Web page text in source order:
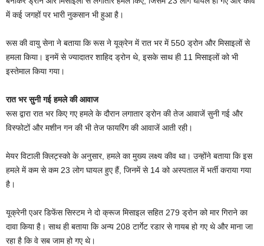
में कई जगहों पर भारी नुकसान भी हुआ है।
रूस की वायु सेना ने बताया कि रूस ने यूक्रेन में रात भर में 550 ड्रोन और मिसाइलों से
हमला किया। इनमें से ज्यादातर शाहिद ड्रोन थे, इसके साथ ही 11 मिसाइलों को भी
इस्तेमाल किया गया।
रात भर सुनी गई हमले की आवाज
रूस द्वारा रात भर किए गए हमले के दौरान लगातार ड्रोन की तेज आवाजें सुनी गई और
विस्फोटों और मशीन गन की भी तेज फायरिंग की आवाजें आती रही।
मेयर विटाली क्लिट्स्को के अनुसार, हमले का मुख्य लक्ष्य कीव था। उन्होंने बताया कि इस
हमले में कम से कम 23 लोग घायल हुए हैं, जिनमें से 14 को अस्पताल में भर्ती कराया गया
है।
यूक्रेनी एअर डिफेंस सिस्टम ने दो क्रूज मिसाइल सहित 279 ड्रोन को मार गिराने का
दावा किया है। साथ ही बताया कि अन्य 208 टार्गेट रडार से गायब हो गए थे और माना जा
रहा है कि वे सब जाम हो गए थे।